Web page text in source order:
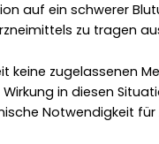
auf ein schwerer
zu tragen
keine zugelassenen
in diesen
Notwendigkeit für